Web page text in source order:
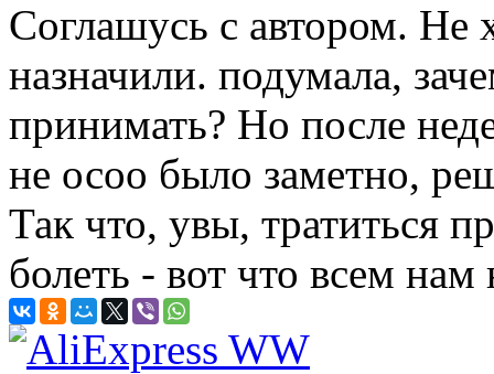
Соглашусь с автором. Не
назначили. подумала,
принимать? Но после
не осоо было заметно,
Так что, увы, тратиться
болеть - вот что всем нам